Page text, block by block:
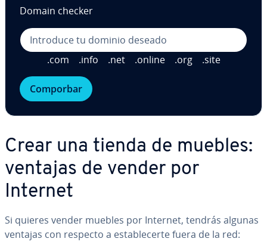
Domain checker
.com .info .net .online .org .site
Comporbar
Crear una tienda de muebles:
ventajas de vender por
Internet
Si quieres vender muebles por Internet, tendrás algunas
ventajas con respecto a es­ta­ble­ce­r­te fuera de la red: